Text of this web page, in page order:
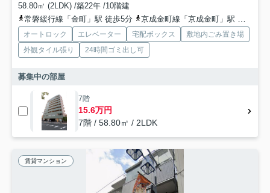
58.80㎡ (2LDK) /築22年 /10階建
常磐緩行線「金町」駅 徒歩5分
京成金町線「京成金町」駅 徒歩5分
オートロック エレベーター 宅配ボックス
敷地内ごみ置き場
外観タイル張り
24時間ゴミ出し可
募集中の部屋
7階
15.6万円
7階 / 58.80㎡ / 2LDK
賃貸マンション